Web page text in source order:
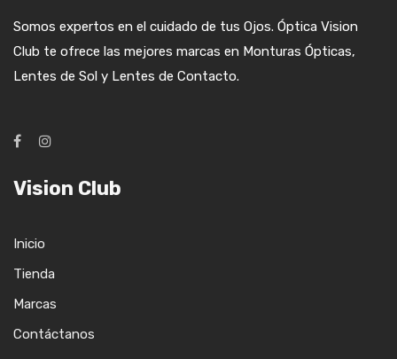
Somos expertos en el cuidado de tus Ojos. Óptica Vision
Club te ofrece las mejores marcas en Monturas Ópticas,
Lentes de Sol y Lentes de Contacto.
Vision Club
Inicio
Tienda
Marcas
Contáctanos